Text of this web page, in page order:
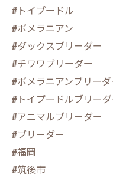
#トイプードル
#ポメラニアン
#ダックスブリーダー
#チワワブリーダー
#ポメラニアンブリーダ
#トイプードルブリー
#アニマルブリーダー
#ブリーダー
#福岡
#筑後市